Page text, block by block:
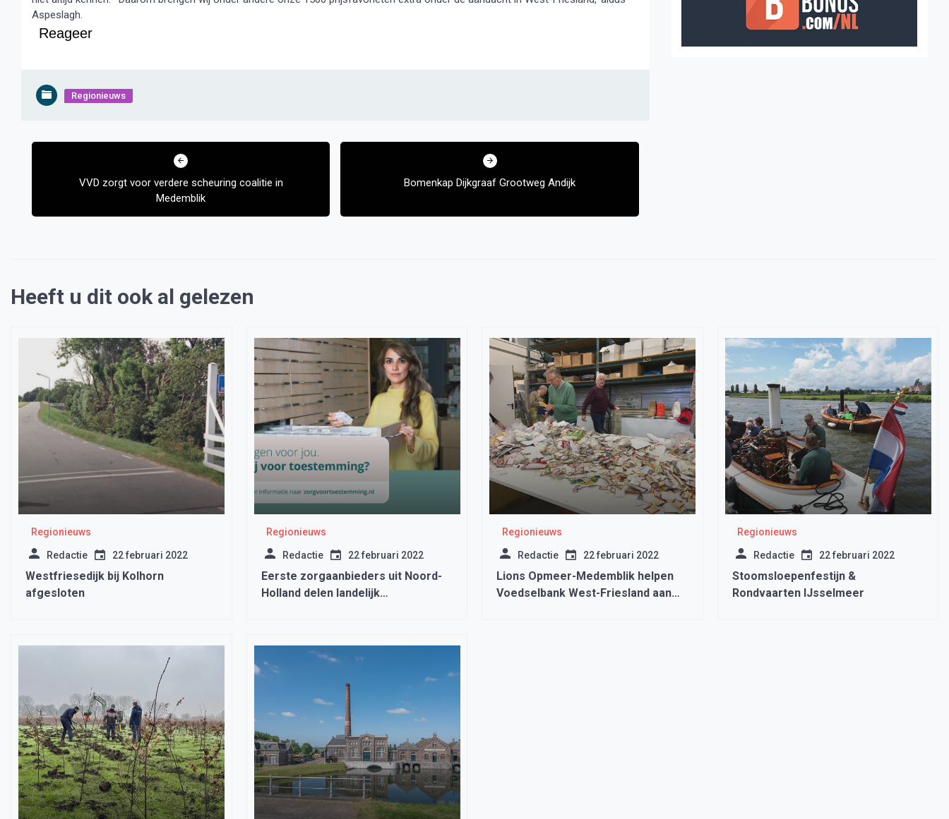
Aspeslagh.
Reageer
Regionieuws
Bericht
VVD zorgt voor verdere scheuring coalitie in
Medemblik
Bomenkap Dijkgraaf Grootweg Andijk
Heeft u dit ook al gelezen
Regionieuws
Redactie 22 februari 2022
Westfriesedijk bij Kolhorn
afgesloten
Regionieuws
Redactie 22 februari 2022
Eerste zorgaanbieders uit Noord-
Holland delen landelijk
Regionieuws
Redactie 22 februari 2022
Lions Opmeer-Medemblik helpen
Voedselbank West-Friesland aan
Regionieuws
Redactie 22 februari 2022
Stoomsloepenfestijn &
Rondvaarten IJsselmeer